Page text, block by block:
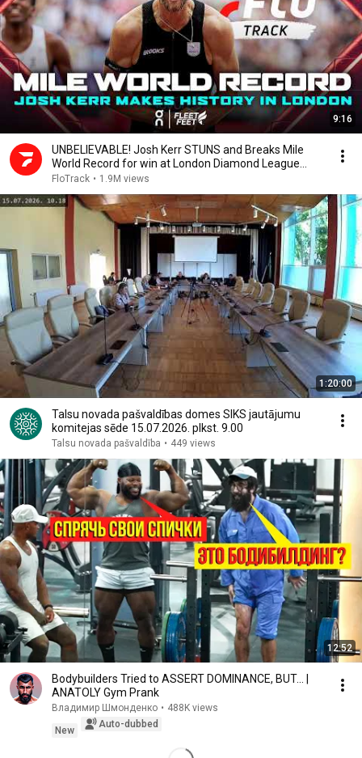
9:16
UNBELIEVABLE! Josh Kerr STUNS and Breaks Mile
World Record for win at London Diamond League
2026
FloTrack • 1.9M views
1:20:00
Talsu novada pašvaldības domes SIKS jautājumu
komitejas sēde 15.07.2026. plkst. 9.00
Talsu novada pašvaldība • 449 views
12:52
Bodybuilders Tried to ASSERT DOMINANCE, BUT... |
ANATOLY Gym Prank
Владимир Шмонденко • 488K views
New
Auto-dubbed